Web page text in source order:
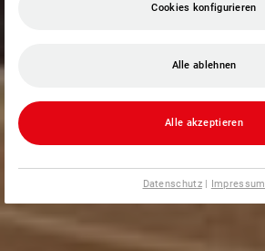
Cookies konfigurieren
Alle ablehnen
Alle akzeptieren
Datenschutz| Impressum